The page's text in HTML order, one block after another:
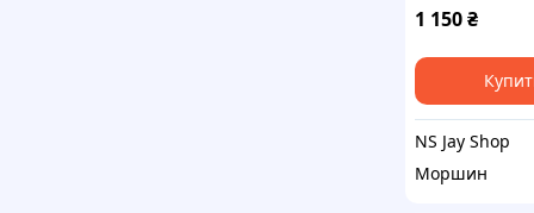
CNK2300DZ024,
стандартная
1 150₴
NS Jay Shop
Моршин